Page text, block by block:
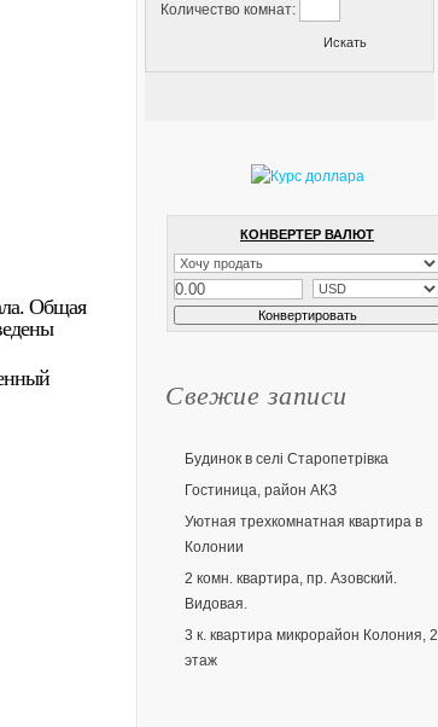
Общая
Количество комнат:
КОНВЕРТЕР ВАЛЮТ
Свежие записи
Будинок в селі Старопетрівка
Гостиница, район АКЗ
Уютная трехкомнатная квартира в
Колонии
2 комн. квартира, пр. Азовский.
Видовая.
3 к. квартира микрорайон Колония, 2
этаж